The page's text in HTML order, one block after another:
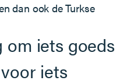
dan ook de Turkse
om iets goeds
iets